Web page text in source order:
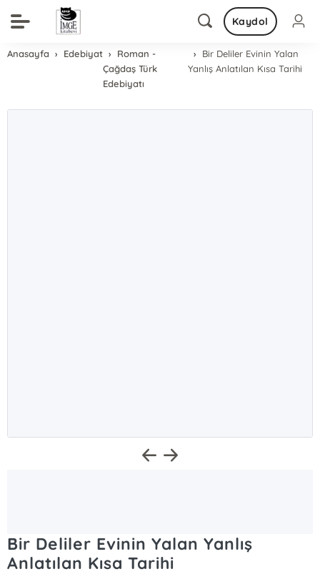
Kaydol
Anasayfa Edebiyat
Roman -
Çağdaş Türk
Edebiyatı
Bir Deliler Evinin Yalan
Yanlış Anlatılan Kısa Tarihi
Bir Deliler Evinin Yalan Yanlış
Anlatılan Kısa Tarihi